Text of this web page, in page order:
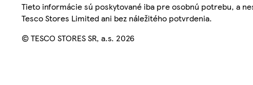
Tieto informácie sú poskytované iba pre osobnú potrebu, a
Tesco Stores Limited ani bez náležitého potvrdenia.
© TESCO STORES SR, a.s. 2026